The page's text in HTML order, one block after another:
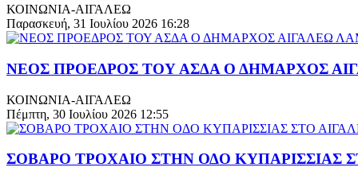
ΚΟΙΝΩΝΙΑ-ΑΙΓΑΛΕΩ
Παρασκευή, 31 Ιουλίου 2026 16:28
ΝΕΟΣ ΠΡΟΕΔΡΟΣ ΤΟΥ ΑΣΔΑ Ο ΔΗΜΑΡΧΟΣ
ΚΟΙΝΩΝΙΑ-ΑΙΓΑΛΕΩ
Πέμπτη, 30 Ιουλίου 2026 12:55
ΣΟΒΑΡΟ ΤΡΟΧΑΙΟ ΣΤΗΝ ΟΔΟ ΚΥΠΑΡΙΣΣΙΑΣ